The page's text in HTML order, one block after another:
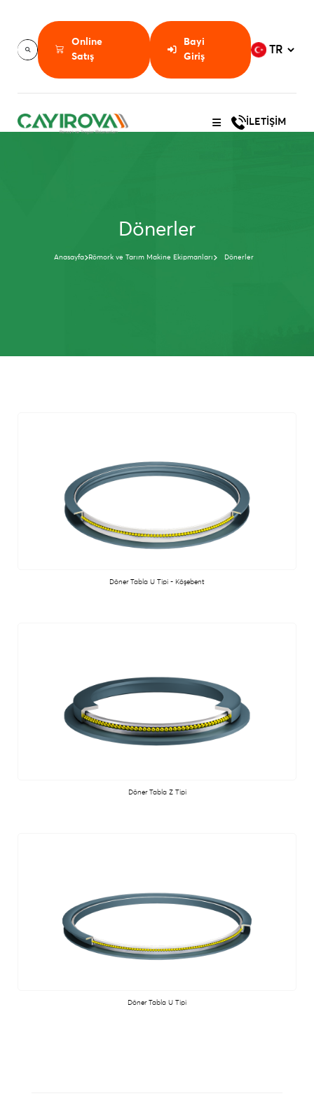
Online
Satış
Bayi
Giriş
İLETİŞİM
Dönerler
Anasayfa Römork ve Tarım Makine Ekipmanları Dönerler
Döner Tabla U Tipi - Köşebent
Döner Tabla Z Tipi
Döner Tabla U Tipi